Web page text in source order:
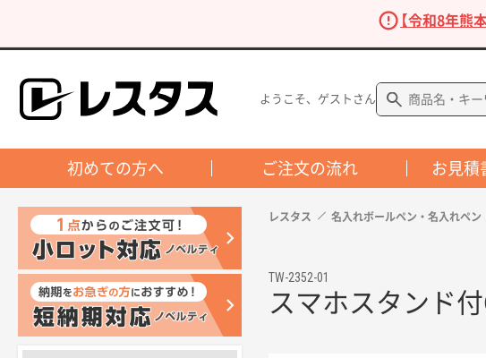
【令和8年熊
ようこそ、ゲストさん
初めての方へ ご注文の流れ お見積
レスタス 名入れボールペン・名入れペン
TW-2352-01
スマホスタンド付